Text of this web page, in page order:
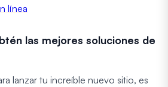
línea
las mejores soluciones de
lanzar tu increíble nuevo sitio, es